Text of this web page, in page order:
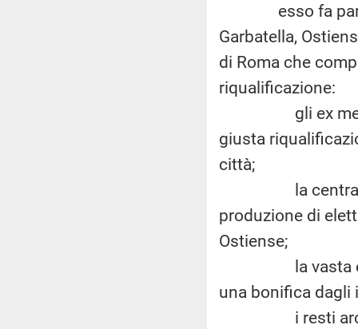
esso fa parte
Garbatella,
di Roma che
riqualificazione:
gli ex mercati
giusta
città;
la centrale
produzione di
Ostiense;
la vasta ed
una bonifica dagli
i resti